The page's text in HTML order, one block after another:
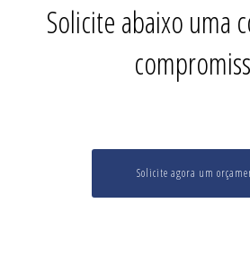
Solicite abaixo uma
Solicite agora um